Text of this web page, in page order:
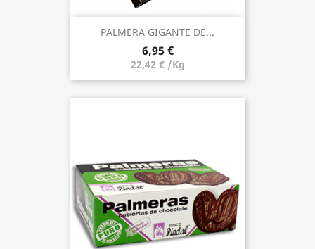
PALMERA GIGANTE DE...
6,95 €
22,42 € /Kg